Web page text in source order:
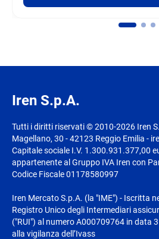
Iren S.p.A.
Tutti i diritti riservati © 2010-2026 Iren
Magellano, 30 - 42123 Reggio Emilia -
Capitale sociale I.V. 1.300.931.377,00
appartenente al Gruppo IVA Iren con
Codice Fiscale 01178580997
Iren Mercato S.p.A. (la "IME") - Iscritta
Registro Unico degli Intermediari
("RUI") al numero A000709764 in data
alla vigilanza dell’Ivass